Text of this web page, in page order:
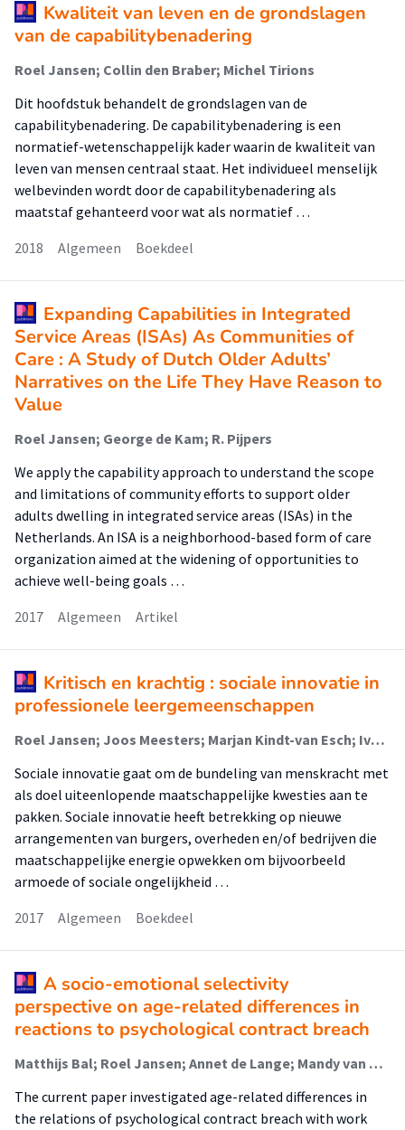
Kwaliteit van leven en de grondslagen
van de capabilitybenadering
Roel Jansen; Collin den Braber; Michel Tirions
Dit hoofdstuk behandelt de grondslagen van de
capabilitybenadering. De capabilitybenadering is een
normatief-wetenschappelijk kader waarin de kwaliteit van
leven van mensen centraal staat. Het individueel menselijk
welbevinden wordt door de capabilitybenadering als
maatstaf gehanteerd voor wat als normatief …
2018
Algemeen Boekdeel
Expanding Capabilities in Integrated
Service Areas (ISAs) As Communities of
Care : A Study of Dutch Older Adults’
Narratives on the Life They Have Reason to
Value
Roel Jansen; George de Kam; R. Pijpers
We apply the capability approach to understand the scope
and limitations of community efforts to support older
adults dwelling in integrated service areas (ISAs) in the
Netherlands. An ISA is a neighborhood-based form of care
organization aimed at the widening of opportunities to
achieve well-being goals …
2017
Algemeen Artikel
Kritisch en krachtig : sociale innovatie in
professionele leergemeenschappen
Roel Jansen; Joos Meesters; Marjan Kindt-van Esch; Ivo Hendriks; Lisbeth Verharen
Sociale innovatie gaat om de bundeling van menskracht met
als doel uiteenlopende maatschappelijke kwesties aan te
pakken. Sociale innovatie heeft betrekking op nieuwe
arrangementen van burgers, overheden en/of bedrijven die
maatschappelijke energie opwekken om bijvoorbeeld
armoede of sociale ongelijkheid …
2017
Algemeen Boekdeel
A socio-emotional selectivity
perspective on age-related differences in
reactions to psychological contract breach
Matthijs Bal; Roel Jansen; Annet de Lange; Mandy van der Velde
The current paper investigated age-related differences in
the relations of psychological contract breach with work